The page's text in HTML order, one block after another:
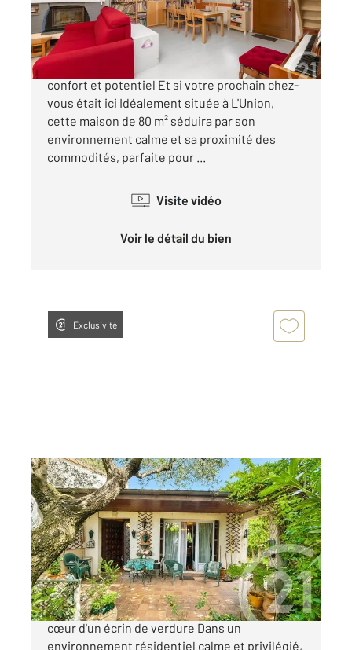
250 000 €
Exclusivité à L'Union Le parfait équilibre entre
confort et potentiel Et si votre prochain chez-
vous était ici Idéalement située à L'Union,
cette maison de 80 m² séduira par son
environnement calme et sa proximité des
commodités, parfaite pour ...
Visite vidéo
Voir le détail du bien
Exclusivité
L UNION 31
127 m2, 5 pièces
Ref : 75859
Maison à vendre
299 000 €
L'UNION Villa de caractère indépendante au
cœur d'un écrin de verdure Dans un
environnement résidentiel calme et privilégié,